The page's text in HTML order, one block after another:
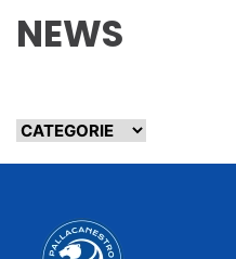
NEWS